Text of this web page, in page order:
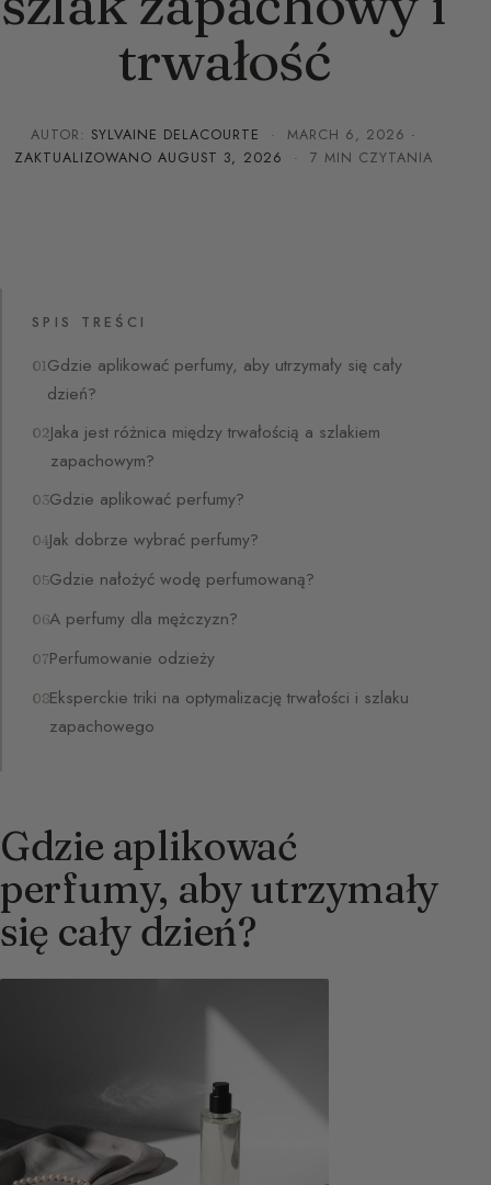
trwałość
AUTOR: SYLVAINE DELACOURTE ·MARCH 6, 2026 ·
ZAKTUALIZOWANOAUGUST 3, 2026 · 7 MIN CZYTANIA
SPIS TREŚCI
Gdzie aplikować perfumy, aby utrzymały się cały
dzień?
Jaka jest różnica między trwałością a szlakiem
zapachowym?
Gdzie aplikować perfumy?
Jak dobrze wybrać perfumy?
Gdzie nałożyć wodę perfumowaną?
A perfumy dla mężczyzn?
Perfumowanie odzieży
Eksperckie triki na optymalizację trwałości i szlaku
zapachowego
Gdzie aplikować
perfumy, aby utrzymały
się cały dzień?